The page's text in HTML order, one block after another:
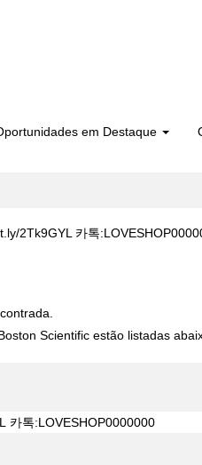
em Destaque
2Tk9GYL 카톡
Scientific estão listadas